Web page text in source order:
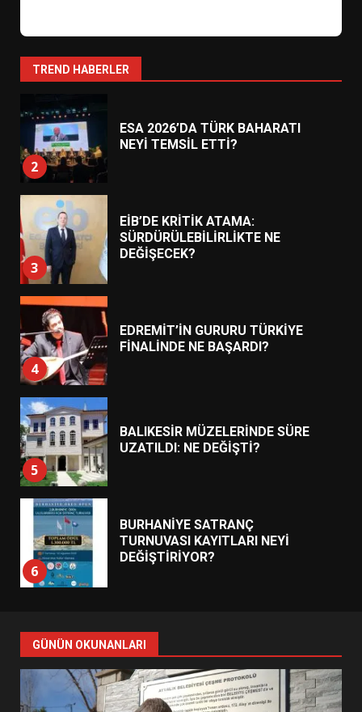
TREND HABERLER
1
HAREKETE GEÇİYOR: GÖZLER
2
ESA 2026’DA TÜRK BAHARATI
NEYİ TEMSİL ETTİ?
3
EİB’DE KRİTİK ATAMA:
SÜRDÜRÜLEBİLİRLİKTE NE
DEĞİŞECEK?
4
EDREMİT’İN GURURU TÜRKİYE
FİNALİNDE NE BAŞARDI?
5
BALIKESİR MÜZELERİNDE SÜRE
UZATILDI: NE DEĞİŞTİ?
6
BURHANİYE SATRANÇ
TURNUVASI KAYITLARI NEYİ
DEĞİŞTİRİYOR?
7
YENİ YÖNETİM NASIL
ŞEKİLLENDİ?
GÜNÜN OKUNANLARI